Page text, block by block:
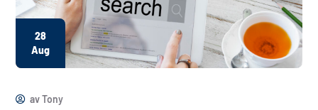
28
Aug
avTony